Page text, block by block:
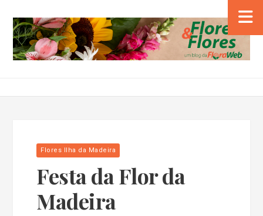
Flores Ilha da Madeira
Festa da Flor da
Madeira